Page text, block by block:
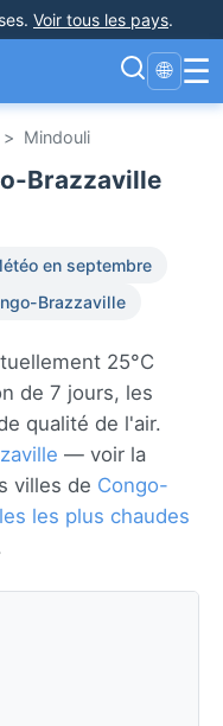
. Voir tous les pays.
🌐 ☰
> Mindouli
Brazzaville
en septembre
Brazzaville
25°C
de 7 jours, les
qualité de l'air.
— voir la
villes de Congo-
les plus chaudes